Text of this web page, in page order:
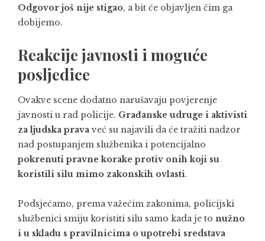
Odgovor još nije stigao, a bit će objavljen čim ga
dobijemo.
Reakcije javnosti i moguće
posljedice
Ovakve scene dodatno narušavaju povjerenje
javnosti u rad policije. Građanske udruge i aktivisti
za ljudska pravaveć su najavili da će tražiti nadzor
nad postupanjem službenika i potencijalno
pokrenuti pravne korake protiv onih koji su
koristili silu mimo zakonskih ovlasti.
Podsjećamo, prema važećim zakonima, policijski
službenici smiju koristiti silu samo kada je to nužno
i u skladu s pravilnicima o upotrebi sredstava